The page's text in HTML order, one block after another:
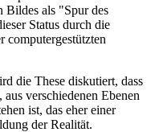
Bildes als "Spur des
Status durch die
die These diskutiert, dass
verschiedenen Ebenen
ist, das eher einer
der Realität.